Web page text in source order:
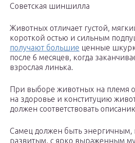
Советская шиншилла
Животных отличает густой,
короткой остью и сильным
получают большие ценные
после 6 месяцев, когда
взрослая линька.
При выборе животных на племя
на здоровье и конституцию
должен соответствовать
Самец должен быть
развитым, с ярко выраженным